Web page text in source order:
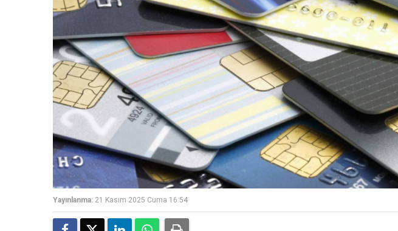
Yayınlanma: 21 Kasım 2025 Cuma 16:54